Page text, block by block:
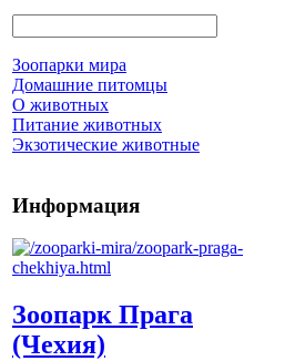
Зоопарки мира
Домашние питомцы
О животных
Питание животных
Экзотические животные
Информация
Зоопарк Прага
(Чехия)